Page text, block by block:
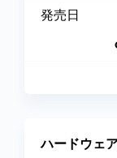
発売日
ハードウェ